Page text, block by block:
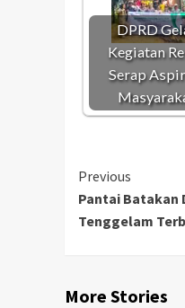
DPRD
Kegiatan
Serap
Continue
Reading
Previous
Pantai Batakan
Tenggelam
More Stories